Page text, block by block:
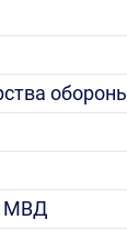
МВД